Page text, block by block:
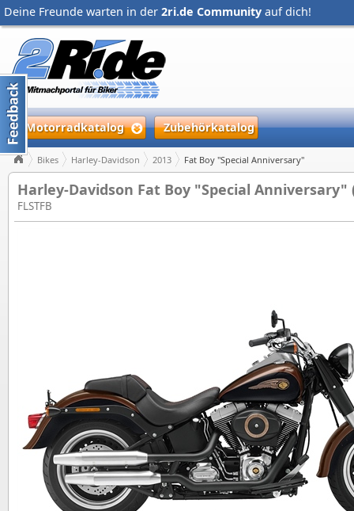
Deine Freunde warten in der 2ri.de Community auf dich!
Motorradkatalog Zubehörkatalog
Bikes Harley-Davidson 2013 Fat Boy "Special Anniversary"
Harley-Davidson Fat Boy "Special Anniversary"
FLSTFB